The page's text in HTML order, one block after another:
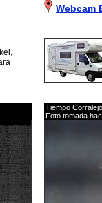
Webcam
Tiempo
Foto tomada